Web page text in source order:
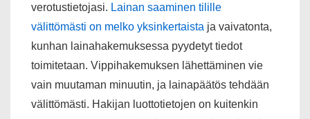
verotustietojasi. Lainan saaminen tilille
välittömästi on melko yksinkertaista ja vaivatonta,
kunhan lainahakemuksessa pyydetyt tiedot
toimitetaan. Vippihakemuksen lähettäminen vie
vain muutaman minuutin, ja lainapäätös tehdään
välittömästi. Hakijan luottotietojen on kuitenkin